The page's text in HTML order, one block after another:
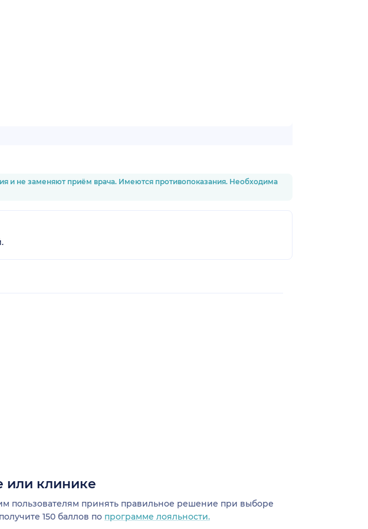
и не заменяют приём врача. Имеются противопоказания. Необходима
или клинике
пользователям принять правильное решение при выборе
150 баллов по программе лояльности.